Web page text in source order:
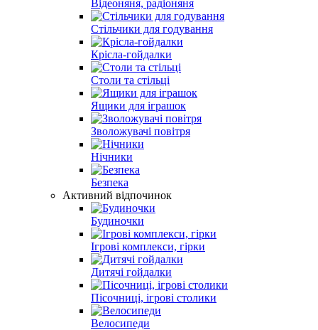
Відеоняня, радіоняня
Стільчики для годування
Крісла-гойдалки
Столи та стільці
Ящики для іграшок
Зволожувачі повітря
Нічники
Безпека
Активний відпочинок
Будиночки
Ігрові комплекси, гірки
Дитячі гойдалки
Пісочниці, ігрові столики
Велосипеди